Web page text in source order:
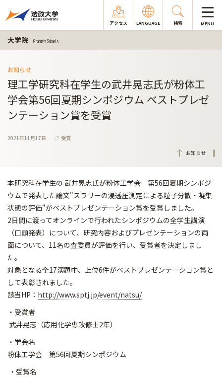
アクセス LANGUAGE 検索 MENU
大学院 Graduate Schools
お知らせ
理工学研究科在学生の武井晃志氏が粉体工
学会第56回夏期シンポジウム ベストプレゼ
ンテーション賞を受賞
2021年11月17日
受賞
お知らせ
本研究科在学生の 武井晃志氏が粉体工学会 第56回夏期シンポジ
ウムで発表した論文"スラリーの浸透圧測定による粒子分散・凝集
状態の評価"がベストプレゼンテーション賞を受賞しました。
2日間に渡ってオンラインで行われたシンポジウムの全学生講演
（口頭発表）について、研究内容およびプレゼンテーションの両
面について、11名の査委員が評価を行い、受賞者を決定しまし
た。
対象となる全17演題中、上位6件がベストプレゼンテーション賞と
して表彰されました。
該当HP： http://www.sptj.jp/event/natsu/
・受賞者
武井晃志（応用化学専攻修士2年）
・学会名
粉体工学会 第56回夏期シンポジウム
・受賞名